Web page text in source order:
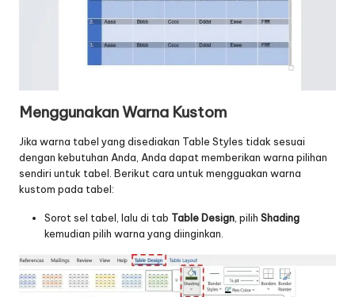
Menggunakan Warna Kustom
Jika warna tabel yang disediakan Table Styles tidak sesuai
dengan kebutuhan Anda, Anda dapat memberikan warna pilihan
sendiri untuk tabel. Berikut cara untuk mengguakan warna
kustom pada tabel:
Sorot sel tabel, lalu di tab Table Design , pilih Shading
kemudian pilih warna yang diinginkan.